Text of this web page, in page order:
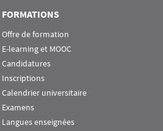
FORMATIONS
Offre de formation
E-learning et MOOC
Candidatures
Inscriptions
Calendrier universitaire
Examens
Langues enseignées